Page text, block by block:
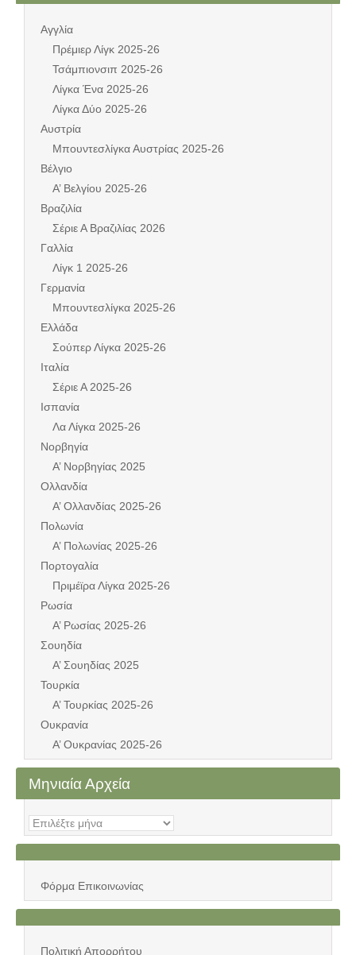
Αγγλία
Πρέμιερ Λίγκ 2025-26
Τσάμπιονσιπ 2025-26
Λίγκα Ένα 2025-26
Λίγκα Δύο 2025-26
Αυστρία
Μπουντεσλίγκα Αυστρίας 2025-26
Βέλγιο
Α’ Βελγίου 2025-26
Βραζιλία
Σέριε Α Βραζιλίας 2026
Γαλλία
Λίγκ 1 2025-26
Γερμανία
Μπουντεσλίγκα 2025-26
Ελλάδα
Σούπερ Λίγκα 2025-26
Ιταλία
Σέριε Α 2025-26
Ισπανία
Λα Λίγκα 2025-26
Νορβηγία
Α’ Νορβηγίας 2025
Ολλανδία
Α’ Ολλανδίας 2025-26
Πολωνία
Α’ Πολωνίας 2025-26
Πορτογαλία
Πριμέϊρα Λίγκα 2025-26
Ρωσία
Α’ Ρωσίας 2025-26
Σουηδία
Α’ Σουηδίας 2025
Τουρκία
Α’ Τουρκίας 2025-26
Ουκρανία
Α’ Ουκρανίας 2025-26
Μηνιαία Αρχεία
Μηνιαία
Αρχεία
Φόρμα Επικοινωνίας
Πολιτική Απορρήτου